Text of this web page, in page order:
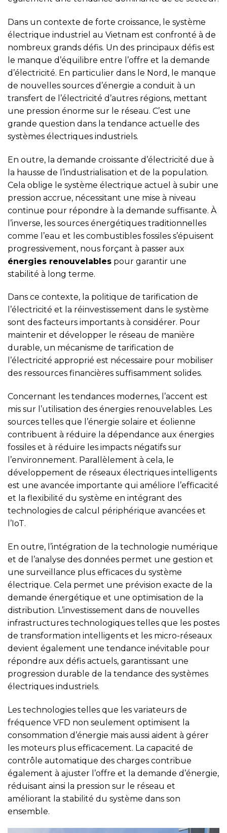
Dans un contexte de forte croissance, le système
électrique industriel au Vietnam est confronté à de
nombreux grands défis. Un des principaux défis est
le manque d’équilibre entre l’offre et la demande
d’électricité. En particulier dans le Nord, le manque
de nouvelles sources d’énergie a conduit à un
transfert de l’électricité d’autres régions, mettant
une pression énorme sur le réseau. C’est une
grande question dans la tendance actuelle des
systèmes électriques industriels.
En outre, la demande croissante d’électricité due à
la hausse de l’industrialisation et de la population.
Cela oblige le système électrique actuel à subir une
pression accrue, nécessitant une mise à niveau
continue pour répondre à la demande suffisante. À
l’inverse, les sources énergétiques traditionnelles
comme l’eau et les combustibles fossiles s’épuisent
progressivement, nous forçant à passer aux
énergies renouvelables pour garantir une
stabilité à long terme.
Dans ce contexte, la politique de tarification de
l’électricité et la réinvestissement dans le système
sont des facteurs importants à considérer. Pour
maintenir et développer le réseau de manière
durable, un mécanisme de tarification de
l’électricité approprié est nécessaire pour mobiliser
des ressources financières suffisamment solides.
Concernant les tendances modernes, l’accent est
mis sur l’utilisation des énergies renouvelables. Les
sources telles que l’énergie solaire et éolienne
contribuent à réduire la dépendance aux énergies
fossiles et à réduire les impacts négatifs sur
l’environnement. Parallèlement à cela, le
développement de réseaux électriques intelligents
est une avancée importante qui améliore l’efficacité
et la flexibilité du système en intégrant des
technologies de calcul périphérique avancées et
l’IoT.
En outre, l’intégration de la technologie numérique
et de l’analyse des données permet une gestion et
une surveillance plus efficaces du système
électrique. Cela permet une prévision exacte de la
demande énergétique et une optimisation de la
distribution. L’investissement dans de nouvelles
infrastructures technologiques telles que les postes
de transformation intelligents et les micro-réseaux
devient également une tendance inévitable pour
répondre aux défis actuels, garantissant une
progression durable de la tendance des systèmes
électriques industriels.
Les technologies telles que les variateurs de
fréquence VFD non seulement optimisent la
consommation d’énergie mais aussi aident à gérer
les moteurs plus efficacement. La capacité de
contrôle automatique des charges contribue
également à ajuster l’offre et la demande d’énergie,
réduisant ainsi la pression sur le réseau et
améliorant la stabilité du système dans son
ensemble.